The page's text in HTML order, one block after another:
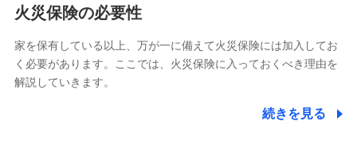
電話対応の品質向上およびお問合せ内容の正確な把握のため
6.採用応募者の個人情報
採用選考および入社手続を実施するため
火災保険の必要性
家を保有している以上、万が一に備えて火災保険には加入してお
く必要があります。ここでは、火災保険に入っておくべき理由を
解説していきます。
続きを見る